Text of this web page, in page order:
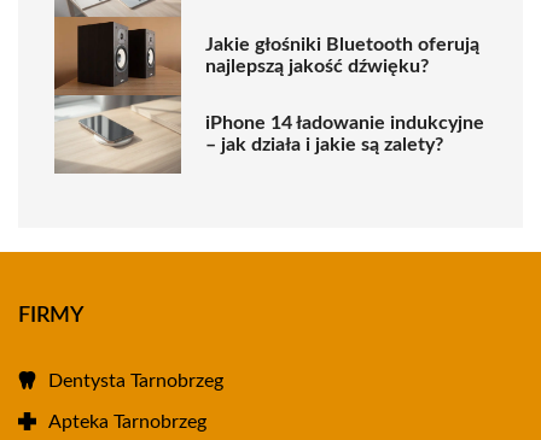
Jakie głośniki Bluetooth oferują
najlepszą jakość dźwięku?
iPhone 14 ładowanie indukcyjne
– jak działa i jakie są zalety?
FIRMY
Dentysta Tarnobrzeg
Apteka Tarnobrzeg